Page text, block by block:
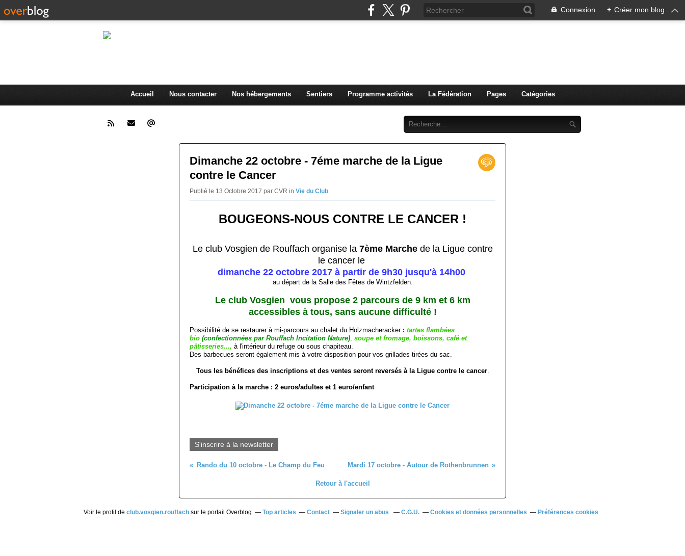
Connexion + Créer mon blog
Accueil Nous contacter Nos hébergements Sentiers Programme activités La Fédération Pages Catégories
Dimanche 22 octobre - 7éme marche de la Ligue
contre le Cancer
Publié le 13 Octobre 2017 par CVR in Vie du Club
BOUGEONS-NOUS CONTRE LE CANCER !
Le club Vosgien de Rouffach organise la7ème Marchede la Ligue contre
le cancer le
dimanche 22 octobre 2017 à partir de 9h30 jusqu'à 14h00
au départ de la Salle des Fêtes de Wintzfelden.
Le club Vosgien vous propose 2 parcours de 9 km et 6 km
accessibles à tous, sans aucune difficulté !
Possibilité de se restaurer à mi-parcours au chalet du Holzmacheracker: tartes flambées
bio (confectionnées par Rouffach Incitation Nature) soupe et fromage, boissons, café et
pâtisseries..., à l'intérieur du refuge ou sous chapiteau.
Des barbecues seront également mis à votre disposition pour vos grillades tirées du sac.
Tous les bénéfices des inscriptions et des ventes seront reversés à la Ligue contre le cancer.
Participation à la marche : 2 euros/adultes et 1 euro/enfant
S'inscrire à la newsletter
Rando du 10 octobre - Le Champ du Feu Mardi 17 octobre - Autour de Rothenbrunnen
Retour à l'accueil
Voir le profil de club.vosgien.rouffach sur le portail Overblog Top articles Contact Signaler un abus C.G.U. Cookies et données personnelles Préférences cookies